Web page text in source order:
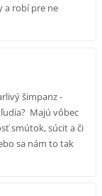
a robí pre ne
šimpanz -
Majú vôbec
smútok, súcit a či
sa nám to tak